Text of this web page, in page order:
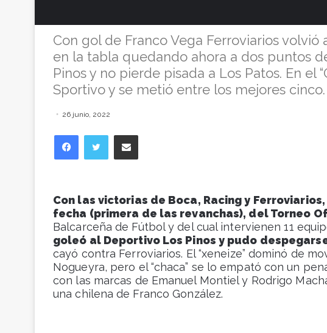
Con gol de Franco Vega Ferroviarios volvió
en la tabla quedando ahora a dos puntos
Pinos y no pierde pisada a Los Patos. En el
Sportivo y se metió entre los mejores cinco.
26 junio, 2022
Facebook
Con las victorias de Boca, Racing y
fecha (primera de las revanchas), del Torneo
Balcarceña de Fútbol y del cual intervienen 11
goleó al Deportivo Los Pinos y pudo
cayó contra Ferroviarios. El “xeneize” dominó de
Nogueyra, pero el “chaca” se lo empató con un
con las marcas de Emanuel Montiel y Rodrigo
una chilena de Franco González.